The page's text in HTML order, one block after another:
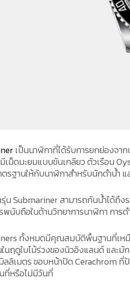
เป็นนาฬิกาที่ได้รับการยกย่องจา
เม็ดมะยมแบบขันเกลียว ตัวเรือน
รฐานให้กับนาฬิกาสำหรับนักดำน้ำ
น Submariner สามารถกันน้ำได้ถึ
พนับถือในด้านวิทยาการนาฬิกา กา
ทั้งหมดมีคุณสมบัติพื้นฐานที่เห
นฤดูใบไม้ร่วงของนิวอิงแลนด์ และ
ลลิเมตร ขอบหน้าปัด Cerachrom
ที่หรือไม่มีวันที่